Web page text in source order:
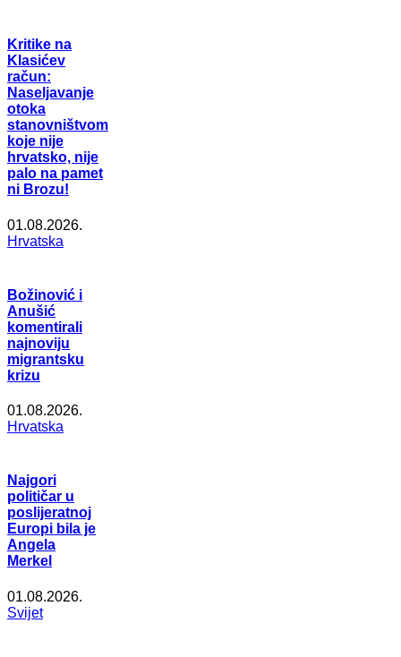
Kritike na
Klasićev
račun:
Naseljavanje
otoka
stanovništvom
koje nije
hrvatsko, nije
palo na pamet
ni Brozu!
01.08.2026.
Hrvatska
Božinović i
Anušić
komentirali
najnoviju
migrantsku
krizu
01.08.2026.
Hrvatska
Najgori
političar u
poslijeratnoj
Europi bila je
Angela
Merkel
01.08.2026.
Svijet